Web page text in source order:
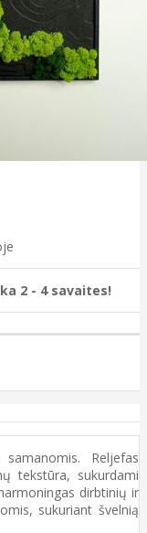
2 - 4 savaites!
Reljefas
tekstūra, sukurdami
dirbtinių ir
sukuriant švelnią